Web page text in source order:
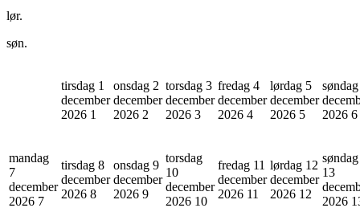
lør.
søn.
tirsdag 1
december
2026 1
onsdag 2
december
2026 2
torsdag 3
december
2026 3
fredag 4
december
2026 4
lørdag 5
december
2026 5
2026 6
mandag
7
december
2026 7
tirsdag 8
december
2026 8
onsdag 9
december
2026 9
torsdag
10
december
2026 10
fredag 11
december
2026 11
lørdag 12
december
2026 12
søndag
13
2026